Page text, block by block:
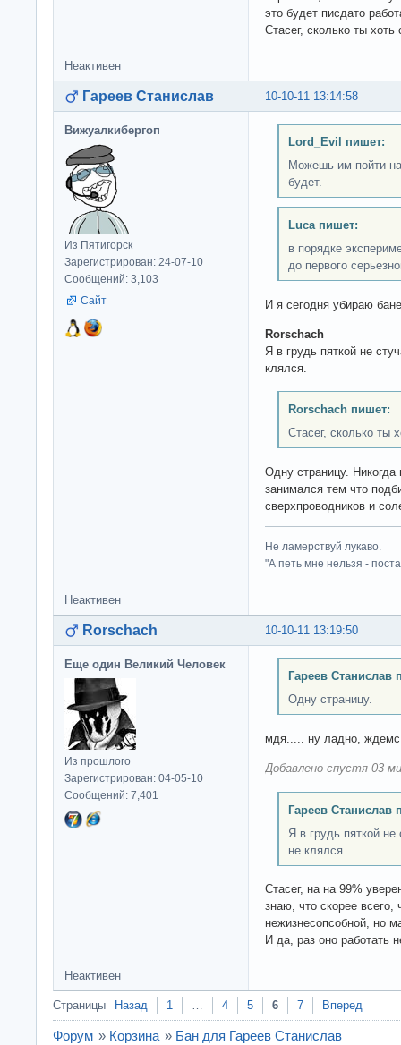
это будет писдато
Стасег, сколько ты хоть
Неактивен
10-10-11 13:14:58
Гареев Станислав
Вижуалкибергоп
Из Пятигорск
Зарегистрирован: 24-07-10
Сообщений: 3,103
Сайт
Lord_Evil пишет:
Можешь им пойти на
будет.
Luca пишет:
в порядке
до первого
И я сегодня убираю
Rorschach
Я в грудь пяткой не
клялся.
Rorschach пишет:
Стасег, сколько ты
Одну страницу.
занимался тем что
сверхпроводников и
Не ламерствуй лукаво.
"А петь мне нельзя -
Неактивен
10-10-11 13:19:50
Rorschach
Еще один Великий Человек
Из прошлого
Зарегистрирован: 04-05-10
Сообщений: 7,401
Гареев Станислав
Одну страницу.
мдя..... ну ладно,
Добавлено спустя 03
Гареев Станислав
Я в грудь пяткой
не клялся.
Стасег, на на 99%
знаю, что скорее всего,
нежизнесопсобной, но
И да, раз оно работать
Неактивен
Страницы Назад 1 … 4 5 6 7 Вперед
Форум » Корзина » Бан для Гареев Станислав